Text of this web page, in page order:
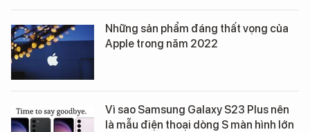
Những sản phẩm đáng thất vọng của
Apple trong năm 2022
Vì sao Samsung Galaxy S23 Plus nên
là mẫu điện thoại dòng S màn hình lớn